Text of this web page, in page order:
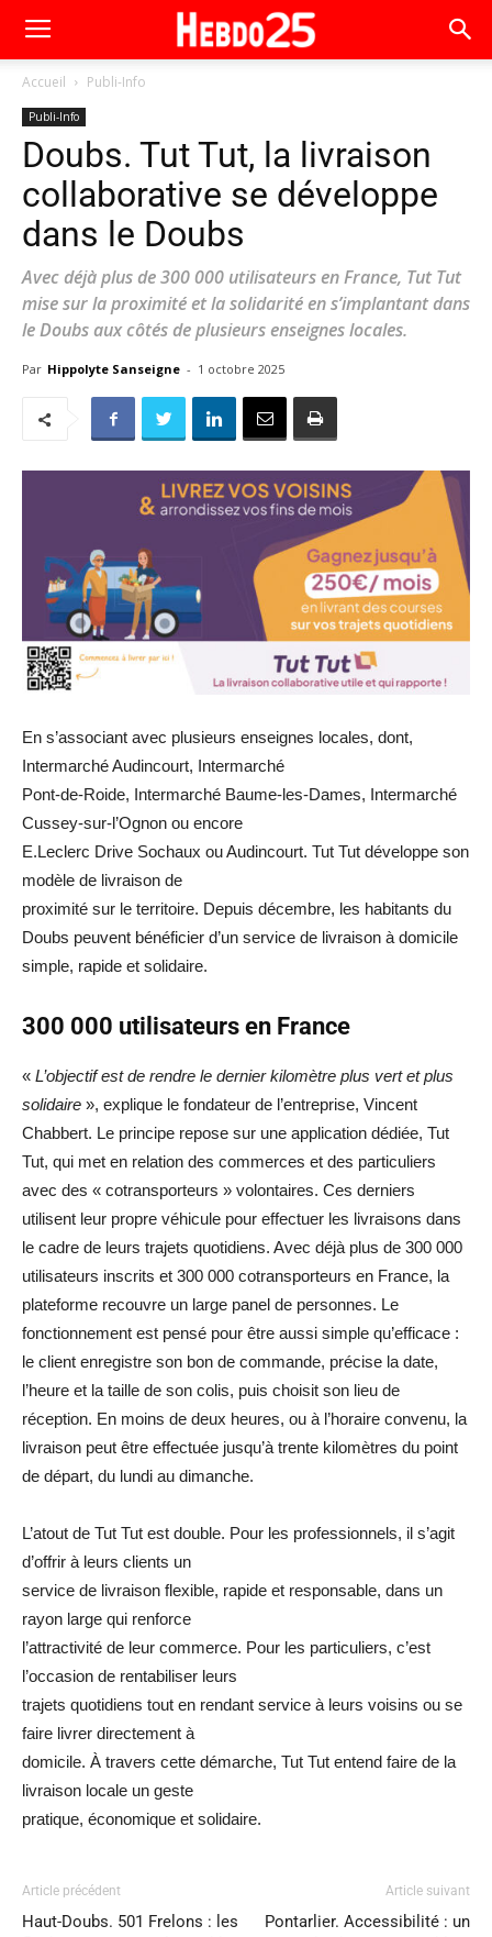
Accueil Publi-Info
Publi-Info
Doubs. Tut Tut, la livraison
collaborative se développe
dans le Doubs
Avec déjà plus de 300 000 utilisateurs en France, Tut Tut
mise sur la proximité et la solidarité en s’implantant dans
le Doubs aux côtés de plusieurs enseignes locales.
Par Hippolyte Sanseigne - 1 octobre 2025
En s’associant avec plusieurs enseignes locales, dont,
Intermarché Audincourt, Intermarché
Pont-de-Roide, Intermarché Baume-les-Dames, Intermarché
Cussey-sur-l’Ognon ou encore
E.Leclerc Drive Sochaux ou Audincourt. Tut Tut développe son
modèle de livraison de
proximité sur le territoire. Depuis décembre, les habitants du
Doubs peuvent bénéficier d’un service de livraison à domicile
simple, rapide et solidaire.
300 000 utilisateurs en France
« L’objectif est de rendre le dernier kilomètre plus vert et plus
solidaire », explique le fondateur de l’entreprise, Vincent
Chabbert. Le principe repose sur une application dédiée, Tut
Tut, qui met en relation des commerces et des particuliers
avec des « cotransporteurs » volontaires. Ces derniers
utilisent leur propre véhicule pour effectuer les livraisons dans
le cadre de leurs trajets quotidiens. Avec déjà plus de 300 000
utilisateurs inscrits et 300 000 cotransporteurs en France, la
plateforme recouvre un large panel de personnes. Le
fonctionnement est pensé pour être aussi simple qu’efficace :
le client enregistre son bon de commande, précise la date,
l’heure et la taille de son colis, puis choisit son lieu de
réception. En moins de deux heures, ou à l’horaire convenu, la
livraison peut être effectuée jusqu’à trente kilomètres du point
de départ, du lundi au dimanche.
L’atout de Tut Tut est double. Pour les professionnels, il s’agit
d’offrir à leurs clients un
service de livraison flexible, rapide et responsable, dans un
rayon large qui renforce
l’attractivité de leur commerce. Pour les particuliers, c’est
l’occasion de rentabiliser leurs
trajets quotidiens tout en rendant service à leurs voisins ou se
faire livrer directement à
domicile. À travers cette démarche, Tut Tut entend faire de la
livraison locale un geste
pratique, économique et solidaire.
Article précédent
Haut-Doubs. 501 Frelons : les
Article suivant
Pontarlier. Accessibilité : un